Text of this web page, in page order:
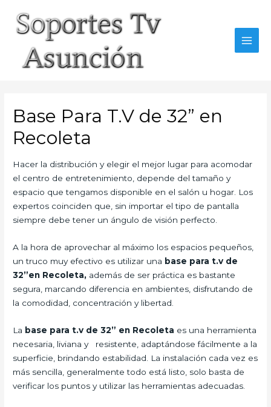
content
Base Para T.V de 32” en
Recoleta
Hacer la distribución y elegir el mejor lugar para acomodar
el centro de entretenimiento, depende del tamaño y
espacio que tengamos disponible en el salón u hogar. Los
expertos coinciden que, sin importar el tipo de pantalla
siempre debe tener un ángulo de visión perfecto.
A la hora de aprovechar al máximo los espacios pequeños,
un truco muy efectivo es utilizar una base para t.v de
32”en Recoleta, además de ser práctica es bastante
segura, marcando diferencia en ambientes, disfrutando de
la comodidad, concentración y libertad.
La base para t.v de 32” en Recoleta es una herramienta
necesaria, liviana y resistente, adaptándose fácilmente a la
superficie, brindando estabilidad. La instalación cada vez es
más sencilla, generalmente todo está listo, solo basta de
verificar los puntos y utilizar las herramientas adecuadas.